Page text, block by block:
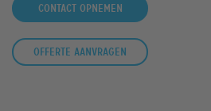
Contact opnemen
Offerte aanvragen